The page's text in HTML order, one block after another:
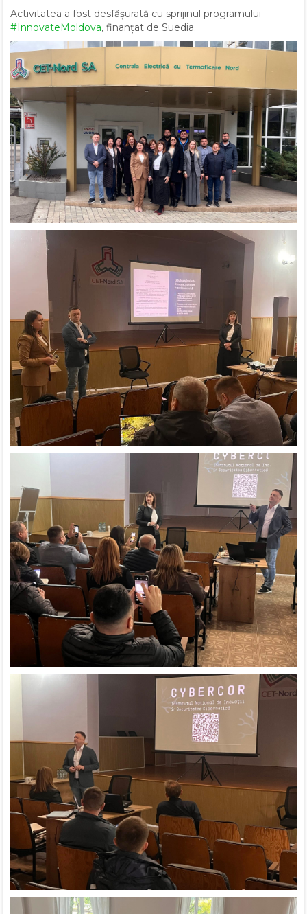
Activitatea a fost desfășurată cu sprijinul programului
#InnovateMoldova, finanțat de Suedia.